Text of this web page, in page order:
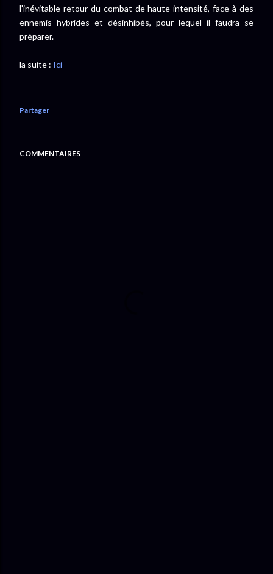
l'inévitable retour du combat de haute intensité, face à des
ennemis hybrides et désinhibés, pour lequel il faudra se
préparer.
la suite : Ici
Partager
COMMENTAIRES